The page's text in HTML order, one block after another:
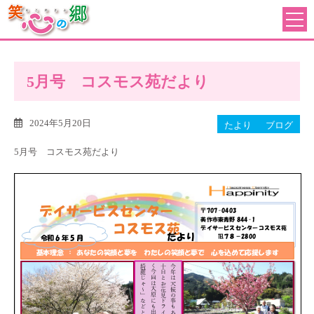
5月号 コスモス苑だより
2024年5月20日 たより ブログ
5月号 コスモス苑だより